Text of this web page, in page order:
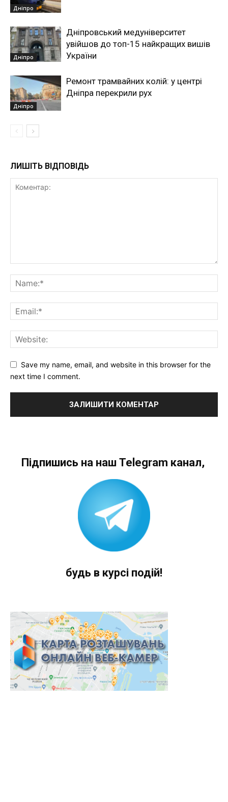
Дніпро
Дніпро
Дніпровський медуніверситет
увійшов до топ-15 найкращих вишів
України
Дніпро
Ремонт трамвайних колій: у центрі
Дніпра перекрили рух
ЛИШІТЬ ВІДПОВІДЬ
Save my name, email, and website in this browser for the
next time I comment.
Підпишись на наш Telegram канал,
будь в курсі подій!